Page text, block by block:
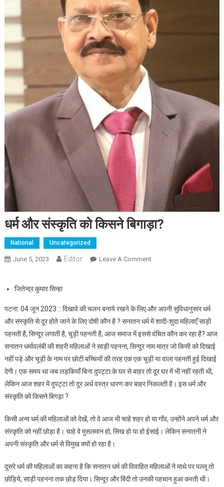
धर्म और संस्कृति को किसने बिगाड़ा?
National Uncategorized
June 5, 2023 Editor Leave A CommentOn धर्म और संस्कृति को किसने
जितेन्द्र कुमार सिन्हा
पटना: 04 जून 2023 :: दिखावे की चलन बनाये रखने के लिए और अपनी सुविधानुसार धर्म
और संस्कृति से दूर होते जाने के लिए दोषी कौन है ? सनातन धर्म में शादी-शुदा महिलाएँ साड़ी
पहनती है, सिन्दूर लगाती है, चूड़ी पहनती है, आज समाज में इससे वंचित कौन कर रहा है? आज
सनातन धर्मावलंबी की शहरी महिलाओं ने साड़ी पहनना, सिन्दूर नाम मात्र जो किसी को दिखाई
नहीं पड़े और चूड़ी के नाम पर छोटी बच्चियों की तरह एक एक चूड़ी या वाला पहनती हुई दिखाई
देगी। एक समय था जब लड़कियाँ बिना दुपट्टा के घर से बाहर तो दूर घर में भी नहीं रहती थी,
लेकिन आज शहर में दुपट्टा तो दूर अर्ध वस्त्र धारण कर बाहर निकलती है। इस धर्म और
संस्कृति को किसने बिगड़ा ?
किसी अन्य धर्म की महिलाओं को देखें, तो वे आज भी चाहे शहर हो या गाँव, उन्होंने अपने धर्म और
संस्कृति को नहीं छोड़ा है। चाहे वे मुसलमान हो, सिख हो या हो ईसाई। लेकिन सनातनी ने
अपनी संस्कृति और धर्म से विमुख क्यों हो रहा है।
दूसरे धर्म की महिलाओं का कहना है कि सनातन धर्म की विवाहित महिलाओं ने माथे पर पल्लू तो
छोड़िये, साड़ी पहनना तक छोड़ दिया। सिन्दूर और बिंदी तो उनकी पहचान हुआ करती थी।